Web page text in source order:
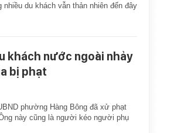
du khách vẫn thản nhiên đến đây
khách nước ngoài nhảy
bị phạt
phường Hàng Bông đã xử phạt
này cũng là người kéo người phụ